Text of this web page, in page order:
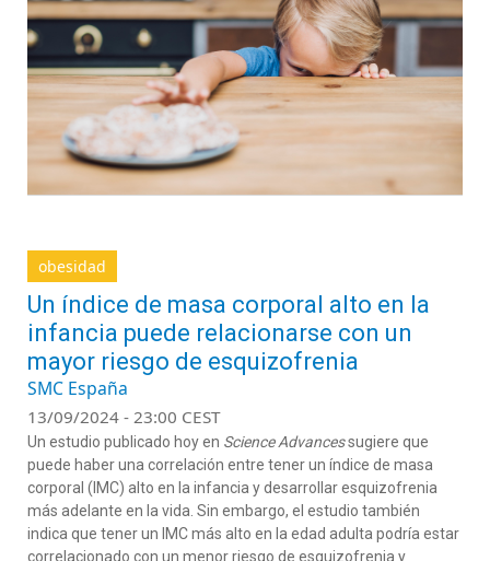
obesidad
Un índice de masa corporal alto en la
infancia puede relacionarse con un
mayor riesgo de esquizofrenia
SMC España
13/09/2024 - 23:00 CEST
Un estudio publicado hoy en Science Advancessugiere que
puede haber una correlación entre tener un índice de masa
corporal (IMC) alto en la infancia y desarrollar esquizofrenia
más adelante en la vida. Sin embargo, el estudio también
indica que tener un IMC más alto en la edad adulta podría estar
correlacionado con un menor riesgo de esquizofrenia y